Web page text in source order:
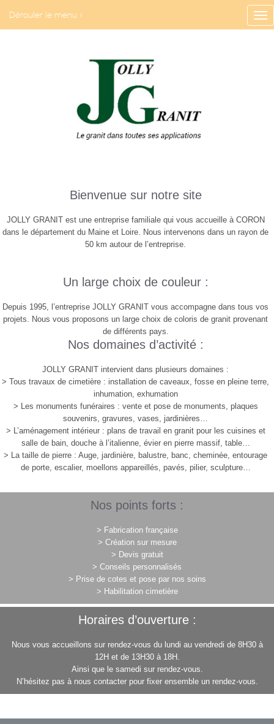
Dérouler le menu >
Bienvenue sur notre site
JOLLY GRANIT est une entreprise familiale qui vous accueille à CORON
dans le département du Maine et Loire. Nous intervenons dans un rayon de
50 km autour de l’entreprise.
Un large choix de couleur :
Depuis 1995, l’entreprise JOLLY GRANIT vous accompagne dans tous vos
projets. Nous vous proposons un large choix de coloris de granit provenant
de différents pays.
Nos domaines d’activité :
JOLLY GRANIT intervient dans plusieurs domaines :
> Tous travaux de cimetière : installation de caveaux, fosse en pleine terre,
inhumation, exhumation
> Les monuments funéraires : vente et pose de monuments, plaques
souvenirs, gravures, vases, jardinières…
> L’aménagement intérieur : plans de travail en granit pour les cuisines et
salle de bain, douche à l’italienne, évier en pierre massif, table…
> La taille de pierre : Auge, jardinière, balustre, banc, cheminée, entourage
de porte, escalier, moellons appareillés, pavés, pilier, sculpture…
Nos points forts :
> Fabrication française
> Création sur mesure
> Devis gratuit
> Conseils personnalisés
> Prise de cotes et pose par nos soins
> Habilitation cimetière
Horaires d’ouverture :
Nous vous accueillons sur rendez-vous du lundi au vendredi de 8H30 à
12H et de 13H30 à 18H.
Ainsi que le samedi sur rendez-vous.
N’hésitez pas à nous contacter pour fixer ensemble un rendez-vous.